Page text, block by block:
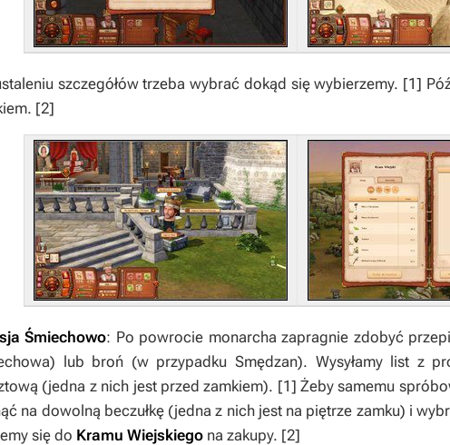
szczegółów trzeba wybrać dokąd się wybierzemy. [1]
[2]
Śmiechowo: Po powrocie monarcha zapragnie zdobyć
lub broń (w przypadku Smędzan). Wysyłamy list z
(jedna z nich jest przed zamkiem). [1] Żeby samemu
na dowolną beczułkę (jedna z nich jest na piętrze zamku) i
się do Kramu Wiejskiego na zakupy. [2]